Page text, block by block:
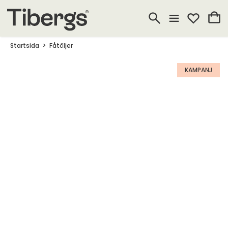
Startsida Fåtöljer
KAMPANJ